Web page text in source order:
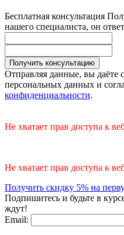
Бесплатная консультация
нашего специалиста, он
Получить консультацию
Отправляя данные, вы даёте
персональных данных и
конфиденциальности.
Не хватает прав доступа к
Не хватает прав доступа к
Получить скидку 5% на
Подпишитесь и будьте в
ждут!
Email: